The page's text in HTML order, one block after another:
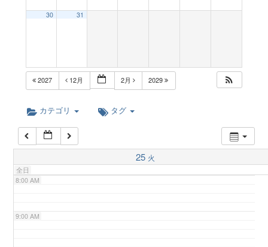
30 31
2027 12月 2月 2029
カテゴリ タグ
25 火
全日
5:00 AM
6:00 AM
7:00 AM
8:00 AM
9:00 AM